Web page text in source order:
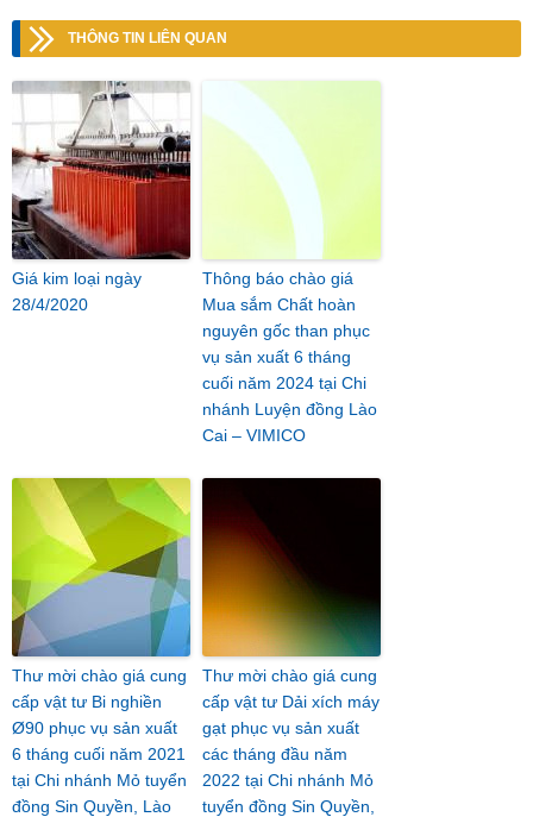
THÔNG TIN LIÊN QUAN
Giá kim loại ngày
28/4/2020
Thông báo chào giá
Mua sắm Chất hoàn
nguyên gốc than phục
vụ sản xuất 6 tháng
cuối năm 2024 tại Chi
nhánh Luyện đồng Lào
Cai – VIMICO
Thư mời chào giá cung
cấp vật tư Bi nghiền
Ø90 phục vụ sản xuất
6 tháng cuối năm 2021
tại Chi nhánh Mỏ tuyển
đồng Sin Quyền, Lào
Thư mời chào giá cung
cấp vật tư Dải xích máy
gạt phục vụ sản xuất
các tháng đầu năm
2022 tại Chi nhánh Mỏ
tuyển đồng Sin Quyền,